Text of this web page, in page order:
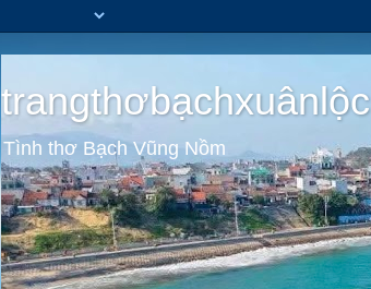
trangthơbạchxuânlộc
Tình thơ Bạch Vũng Nồm